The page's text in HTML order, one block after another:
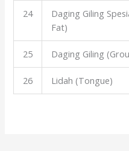
24
Daging Giling
Fat)
25 Daging Giling
26 Lidah (Tongue)